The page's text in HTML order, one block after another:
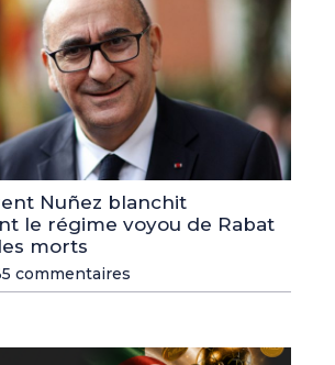
Nuñez blanchit
le régime voyou de Rabat
morts
commentaires